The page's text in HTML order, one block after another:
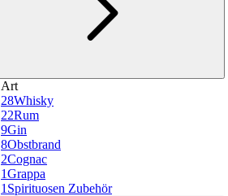
Art
28Whisky
22Rum
9Gin
8Obstbrand
2Cognac
1Grappa
1 Spirituosen Zubehör